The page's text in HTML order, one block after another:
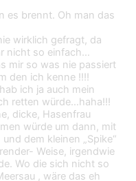
es brennt. Oh man das
wirklich gefragt, da
nicht so einfach…
mir so was nie passiert
den ich kenne !!!!
ich ja auch mein
retten würde…haha!!!
dicke, Hasenfrau
würde um dann, mit
dem kleinen „Spike“
Weise, irgendwie
Wo die sich nicht so
, wäre das eh